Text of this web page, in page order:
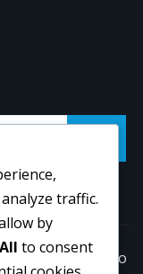
|NewsExo
traffic.
by
to consent